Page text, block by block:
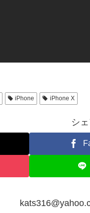
iPhone iPhone X
シ